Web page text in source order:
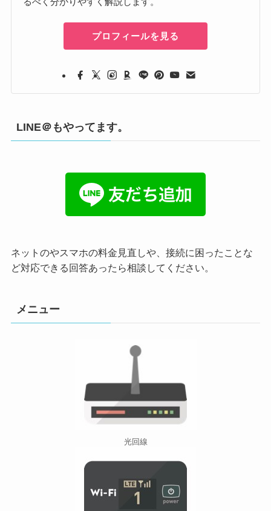
プロフィールを見る
LINE＠もやってます。
ネットのやスマホの料金見直しや、接続に困ったことな
ど対応できる回答あったら相談してください。
メニュー
光回線